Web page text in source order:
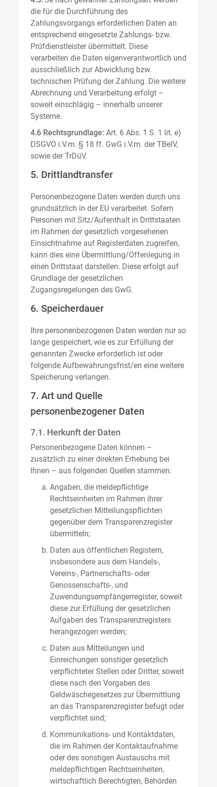
die für die Durchführung des
Zahlungsvorgangs erforderlichen Daten an
entsprechend eingesetzte Zahlungs- bzw.
Prüfdienstleister übermittelt. Diese
verarbeiten die Daten eigenverantwortlich und
ausschließlich zur Abwicklung bzw.
technischen Prüfung der Zahlung. Die weitere
Abrechnung und Verarbeitung erfolgt –
soweit einschlägig – innerhalb unserer
Systeme.
4.6 Rechtsgrundlage: Art. 6 Abs. 1 S. 1 lit. e)
DSGVO i.V.m. § 18 ff. GwG i.V.m. der TBelV,
sowie der TrDüV.
5. Drittlandtransfer
Personenbezogene Daten werden durch uns
grundsätzlich in der EU verarbeitet. Sofern
Personen mit Sitz/Aufenthalt in Drittstaaten
im Rahmen der gesetzlich vorgesehenen
Einsichtnahme auf Registerdaten zugreifen,
kann dies eine Übermittlung/Offenlegung in
einen Drittstaat darstellen. Diese erfolgt auf
Grundlage der gesetzlichen
Zugangsregelungen des GwG.
6. Speicherdauer
Ihre personenbezogenen Daten werden nur so
lange gespeichert, wie es zur Erfüllung der
genannten Zwecke erforderlich ist oder
folgende Aufbewahrungsfrist/en eine weitere
Speicherung verlangen.
7. Art und Quelle
personenbezogener Daten
7.1. Herkunft der Daten
Personenbezogene Daten können –
zusätzlich zu einer direkten Erhebung bei
Ihnen – aus folgenden Quellen stammen:
Angaben, die meldepflichtige
Rechtseinheiten im Rahmen ihrer
gesetzlichen Mitteilungspflichten
gegenüber dem Transparenzregister
übermitteln;
Daten aus öffentlichen Registern,
insbesondere aus dem Handels-,
Vereins-, Partnerschafts- oder
Genossenschafts-, und
Zuwendungsempfängerregister, soweit
diese zur Erfüllung der gesetzlichen
Aufgaben des Transparenzregisters
herangezogen werden;
Daten aus Mitteilungen und
Einreichungen sonstiger gesetzlich
verpflichteter Stellen oder Dritter, soweit
diese nach den Vorgaben des
Geldwäschegesetzes zur Übermittlung
an das Transparenzregister befugt oder
verpflichtet sind;
Kommunikations- und Kontaktdaten,
die im Rahmen der Kontaktaufnahme
oder des sonstigen Austauschs mit
meldepflichtigen Rechtseinheiten,
wirtschaftlich Berechtigten, Behörden